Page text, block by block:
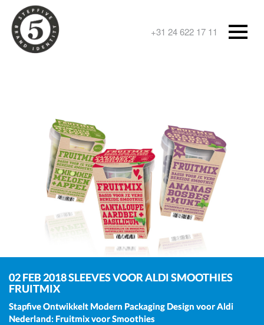
+31 24 622 17 11
02 FEB 2018SLEEVES VOOR ALDI SMOOTHIES
FRUITMIX
Stapfive Ontwikkelt Modern Packaging Design voor Aldi
Nederland: Fruitmix voor Smoothies